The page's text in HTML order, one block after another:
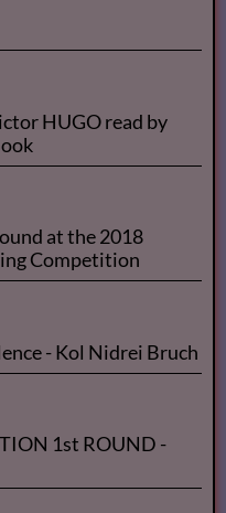
HUGO read by
at the 2018
Competition
- Kol Nidrei Bruch
1st ROUND -